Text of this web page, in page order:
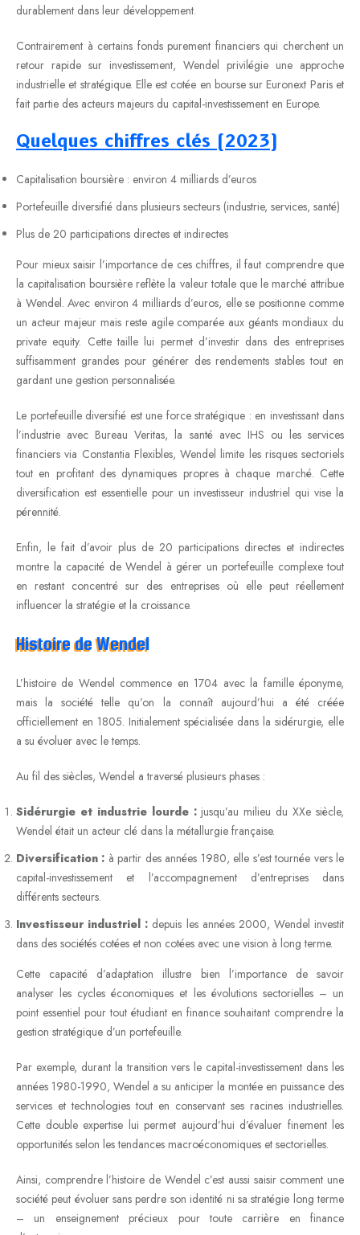
durablement dans leur développement.
Contrairement à certains fonds purement financiers qui cherchent un
retour rapide sur investissement, Wendel privilégie une approche
industrielle et stratégique. Elle est cotée en bourse sur Euronext Paris et
fait partie des acteurs majeurs du capital-investissement en Europe.
Quelques chiffres clés (2023)
Capitalisation boursière : environ 4 milliards d’euros
Portefeuille diversifié dans plusieurs secteurs (industrie, services, santé)
Plus de 20 participations directes et indirectes
Pour mieux saisir l’importance de ces chiffres, il faut comprendre que
la capitalisation boursière reflète la valeur totale que le marché attribue
à Wendel. Avec environ 4 milliards d’euros, elle se positionne comme
un acteur majeur mais reste agile comparée aux géants mondiaux du
private equity. Cette taille lui permet d’investir dans des entreprises
suffisamment grandes pour générer des rendements stables tout en
gardant une gestion personnalisée.
Le portefeuille diversifié est une force stratégique : en investissant dans
l’industrie avec Bureau Veritas, la santé avec IHS ou les services
financiers via Constantia Flexibles, Wendel limite les risques sectoriels
tout en profitant des dynamiques propres à chaque marché. Cette
diversification est essentielle pour un investisseur industriel qui vise la
pérennité.
Enfin, le fait d’avoir plus de 20 participations directes et indirectes
montre la capacité de Wendel à gérer un portefeuille complexe tout
en restant concentré sur des entreprises où elle peut réellement
influencer la stratégie et la croissance.
Histoire de Wendel
L’histoire de Wendel commence en 1704 avec la famille éponyme,
mais la société telle qu’on la connaît aujourd’hui a été créée
officiellement en 1805. Initialement spécialisée dans la sidérurgie, elle
a su évoluer avec le temps.
Au fil des siècles, Wendel a traversé plusieurs phases :
Sidérurgie et industrie lourde :jusqu’au milieu du XXe siècle,
Wendel était un acteur clé dans la métallurgie française.
Diversification : à partir des années 1980, elle s’est tournée vers le
capital-investissement et l’accompagnement d’entreprises dans
différents secteurs.
Investisseur industriel : depuis les années 2000, Wendel investit
dans des sociétés cotées et non cotées avec une vision à long terme.
Cette capacité d’adaptation illustre bien l’importance de savoir
analyser les cycles économiques et les évolutions sectorielles – un
point essentiel pour tout étudiant en finance souhaitant comprendre la
gestion stratégique d’un portefeuille.
Par exemple, durant la transition vers le capital-investissement dans les
années 1980-1990, Wendel a su anticiper la montée en puissance des
services et technologies tout en conservant ses racines industrielles.
Cette double expertise lui permet aujourd’hui d’évaluer finement les
opportunités selon les tendances macroéconomiques et sectorielles.
Ainsi, comprendre l’histoire de Wendel c’est aussi saisir comment une
société peut évoluer sans perdre son identité ni sa stratégie long terme
– un enseignement précieux pour toute carrière en finance